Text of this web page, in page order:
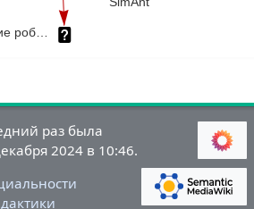
раз была
2024 в 10:46.